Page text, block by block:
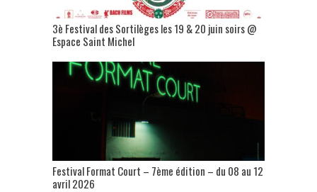
3è Festival des Sortilèges les 19 & 20 juin soirs @
Espace Saint Michel
Festival Format Court – 7ème édition – du 08 au 12
avril 2026